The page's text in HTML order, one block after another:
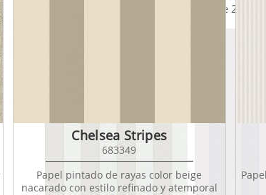
Louise
Chelsea Stripes
683349
Papel pintado de rayas color beige
nacarado con estilo refinado y atemporal